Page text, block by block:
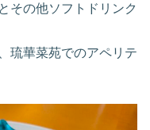
その他ソフトドリンク
琉華菜苑でのアペリテ